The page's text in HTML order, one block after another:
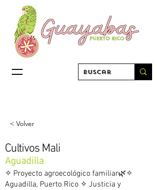
< Volver
Cultivos Mali
Aguadilla
✧ Proyecto agroecológico familiar🌿✧
Aguadilla, Puerto Rico ✧ Justicia y